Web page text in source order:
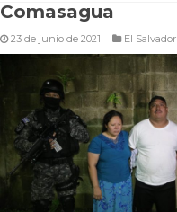
Comasagua
23 de junio de 2021 El Salvador